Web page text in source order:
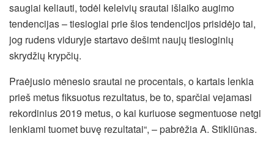
saugiai keliauti, todėl keleivių srautai išlaiko augimo
tendencijas – tiesiogiai prie šios tendencijos prisidėjo tai,
jog rudens viduryje startavo dešimt naujų tiesioginių
skrydžių krypčių.
Praėjusio mėnesio srautai ne procentais, o kartais lenkia
prieš metus fiksuotus rezultatus, be to, sparčiai vejamasi
rekordinius 2019 metus, o kai kuriuose segmentuose netgi
lenkiami tuomet buvę rezultatai“, – pabrėžia A. Stikliūnas.